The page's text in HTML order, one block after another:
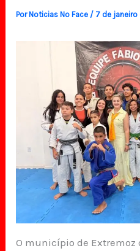
Por Noticias No Face / 7 de
O município de Extremoz